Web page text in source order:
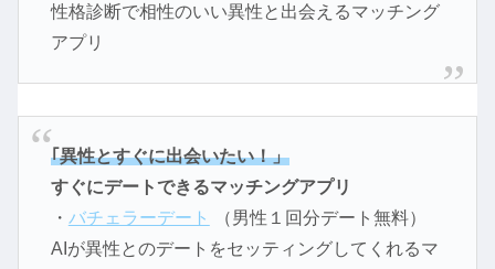
性格診断で相性のいい異性と出会えるマッチング
アプリ
｢異性とすぐに出会いたい！」
すぐにデートできるマッチングアプリ
・ バチェラーデート
（男性１回分デート無料）
AIが異性とのデートをセッティングしてくれるマ